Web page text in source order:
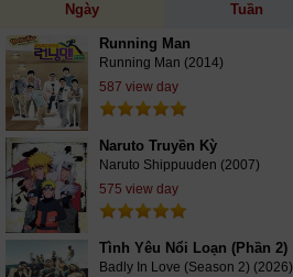
Ngày Tuần
Running Man
Running Man (2014)
587 view day
Naruto Truyền Kỳ
Naruto Shippuuden (2007)
575 view day
Tình Yêu Nổi Loạn (Phần 2)
Badly In Love (Season 2) (2026)